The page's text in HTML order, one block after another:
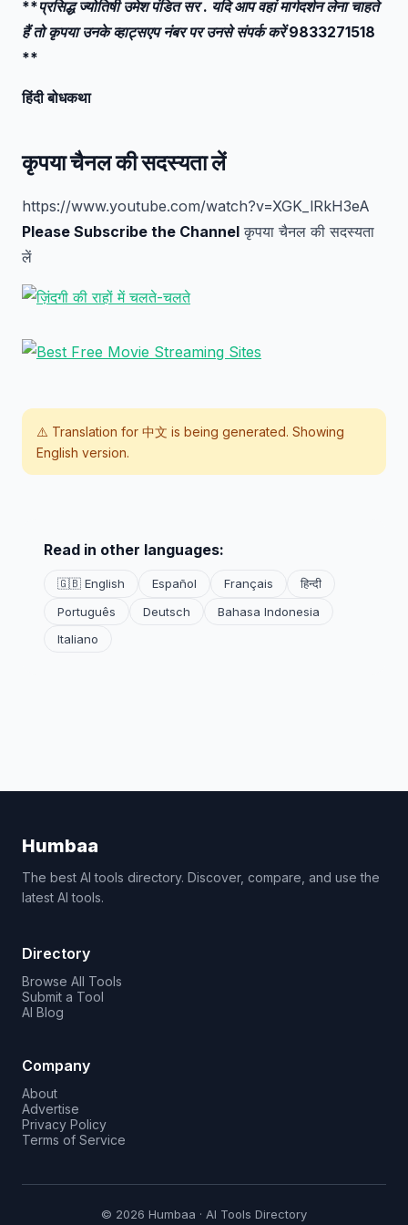
**प्रसिद्ध ज्योतिषी उमेश पंडित सर . यदि आप वहां मार्गदर्शन लेना चाहते
हैं तो कृपया उनके व्हाट्सएप नंबर पर उनसे संपर्क करें 9833271518
**
हिंदी बोधकथा
कृपया चैनल की सदस्यता लें
https://www.youtube.com/watch?v=XGK_lRkH3eA
Please Subscribe the Channel कृपया चैनल की सदस्यता
लें
⚠️ Translation for 中文 is being generated. Showing
English version.
Read in other languages:
🇬🇧 English Español Français
हिन्दी
Português
Deutsch
Bahasa Indonesia
Italiano
Humbaa
The best AI tools directory. Discover, compare, and use the
latest AI tools.
Directory
Browse All Tools
Submit a Tool
AI Blog
Company
About
Advertise
Privacy Policy
Terms of Service
© 2026 Humbaa · AI Tools Directory